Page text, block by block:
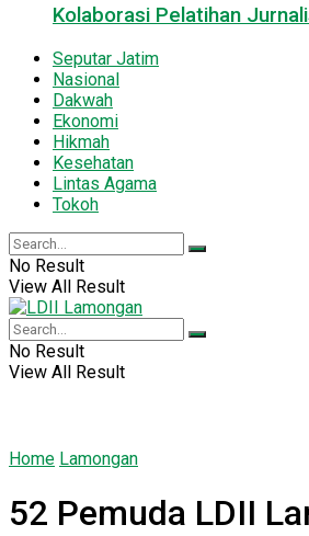
Kolaborasi Pelatihan
Seputar Jatim
Nasional
Dakwah
Ekonomi
Hikmah
Kesehatan
Lintas Agama
Tokoh
No Result
View All Result
No Result
View All Result
Home Lamongan
52 Pemuda LDII